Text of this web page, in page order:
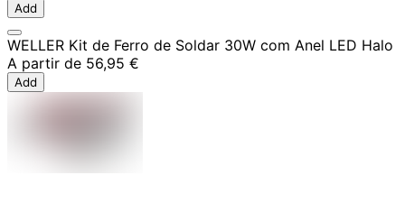
Add
WELLER Kit de Ferro de Soldar 30W com Anel LED Halo
A partir de 56,95 €
Add